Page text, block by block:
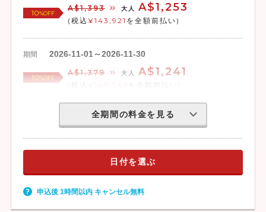
10%OFF
A$1,393 大人 A$1,253
(税込 ¥143,921 を全額前払い)
期間 2026-11-01～2026-11-30
10%OFF
A$1,379 大人 A$1,241
(税込 ¥142,542 を全額前払い)
全期間の料金を見る
日付を選ぶ
申込後 1時間以内 キャンセル無料